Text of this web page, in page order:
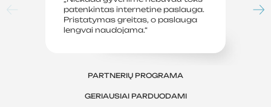
patenkintas internetine paslauga.
Pristatymas greitas, o paslauga
lengvai naudojama.“
PARTNERIŲ PROGRAMA
GERIAUSIAI PARDUODAMI